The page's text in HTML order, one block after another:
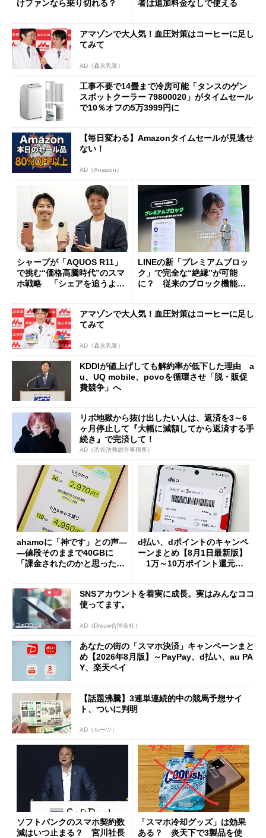
けファンなら乗り切れる？ 者は追加料金なしで使える
アマゾンで大人気！血圧対策はコーヒーに足し
てみて
AD（森永乳業）
工事不要で14畳まで冷房可能「タンスのゲン
スポットクーラー 79800020」がタイムセール
で10％オフの5万3999円に
【毎日変わる】Amazonタイムセールが見逃せ
ない！
AD（Amazon）
シャープが「AQUOS R11」
で挑む“価格高騰時代”のスマ
ホ戦略 「シェアを追うより
LINEの新「プレミアムブロッ
ク」で完全な“絶縁”が可能
に？ 従来のブロック機能と
アマゾンで大人気！血圧対策はコーヒーに足し
てみて
AD（森永乳業）
KDDIが値上げしても解約率が低下した理由 a
u、UQ mobile、povoを循環させ「脱・販促
費競争」へ
リボ地獄から抜け出したい人は、返済を3～6
ヶ月停止して『大幅に減額してから返済する手
続き』で完済して！
AD（渋谷法務総合事務所）
ahamoに「神です」との声―
―値段そのままで40GBに
「課金されたのかと思った」
d払い、dポイントのキャンペ
ーンまとめ【8月1日最新版】
1万～10万ポイント還元の
SNSアカウントを着実に成長。実はみんなココ
使ってます。
AD（Dreaw合同会社）
あなたの街の「スマホ決済」キャンペーンまと
め【2026年8月版】～PayPay、d払い、au PA
Y、楽天ペイ
【話題沸騰】3連単連続的中の競馬予想サイ
ト、ついに判明
AD（ルーツ）
ソフトバンクのスマホ契約数
減はいつ止まる？ 宮川社長
「スマホ冷却グッズ」は効果
ある？ 炎天下で3製品を使